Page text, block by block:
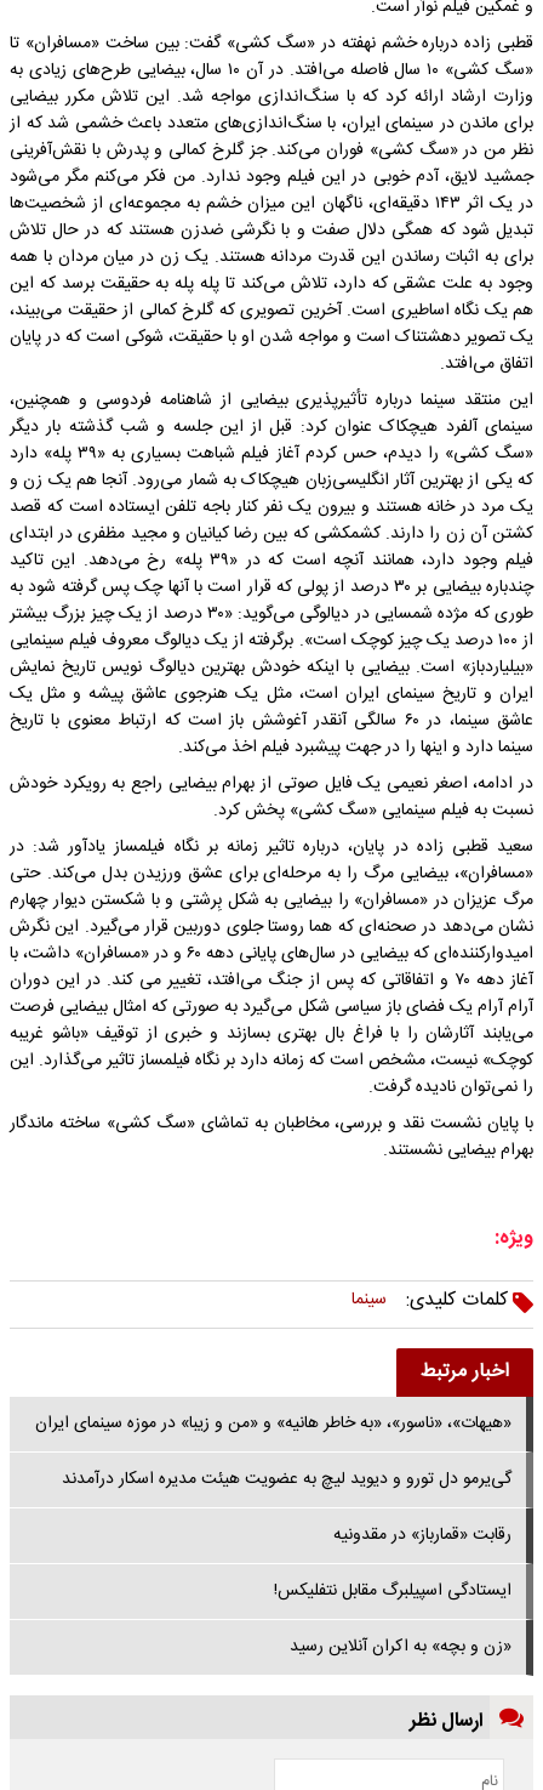
و غمگین فیلم نوآر است.
قطبی زاده درباره خشم نهفته در «سگ کشی» گفت: بین ساخت «مسافران» تا
«سگ کشی» ۱۰ سال فاصله می‌افتد. در آن ۱۰ سال، بیضایی طرح‌های زیادی به
وزارت ارشاد ارائه کرد که با سنگ‌اندازی مواجه شد. این تلاش مکرر بیضایی
برای ماندن در سینمای ایران، با سنگ‌اندازی‌های متعدد باعث خشمی شد که از
نظر من در «سگ کشی» فوران می‌کند. جز گلرخ کمالی و پدرش با نقش‌آفرینی
جمشید لایق، آدم خوبی در این فیلم وجود ندارد. من فکر می‌کنم مگر می‌شود
در یک اثر ۱۴۳ دقیقه‌ای، ناگهان این میزان خشم به مجموعه‌ای از شخصیت‌ها
تبدیل شود که همگی دلال صفت و با نگرشی ضدزن هستند که در حال تلاش
برای به اثبات رساندن این قدرت مردانه هستند. یک زن در میان مردان با همه
وجود به علت عشقی که دارد، تلاش می‌کند تا پله پله به حقیقت برسد که این
هم یک نگاه اساطیری است. آخرین تصویری که گلرخ کمالی از حقیقت می‌بیند،
یک تصویر دهشتناک است و مواجه شدن او با حقیقت، شوکی است که در پایان
اتفاق می‌افتد.
این منتقد سینما درباره تأثیرپذیری بیضایی از شاهنامه فردوسی و همچنین،
سینمای آلفرد هیچکاک عنوان کرد: قبل از این جلسه و شب گذشته بار دیگر
«سگ کشی» را دیدم، حس کردم آغاز فیلم شباهت بسیاری به «۳۹ پله» دارد
که یکی از بهترین آثار انگلیسی‌زبان هیچکاک به شمار می‌رود. آنجا هم یک زن و
یک مرد در خانه هستند و بیرون یک نفر کنار باجه تلفن ایستاده است که قصد
کشتن آن زن را دارند. کشمکشی که بین رضا کیانیان و مجید مظفری در ابتدای
فیلم وجود دارد، همانند آنچه است که در «۳۹ پله» رخ می‌دهد. این تاکید
چندباره بیضایی بر ۳۰ درصد از پولی که قرار است با آنها چک پس گرفته شود به
طوری که مژده شمسایی در دیالوگی می‌گوید: «۳۰ درصد از یک چیز بزرگ بیشتر
از ۱۰۰ درصد یک چیز کوچک است». برگرفته از یک دیالوگ معروف فیلم سینمایی
«بیلیاردباز» است. بیضایی با اینکه خودش بهترین دیالوگ نویس تاریخ نمایش
ایران و تاریخ سینمای ایران است، مثل یک هنرجوی عاشق پیشه و مثل یک
عاشق سینما، در ۶۰ سالگی آنقدر آغوشش باز است که ارتباط معنوی با تاریخ
سینما دارد و اینها را در جهت پیشبرد فیلم اخذ می‌کند.
در ادامه، اصغر نعیمی یک فایل صوتی از بهرام بیضایی راجع به رویکرد خودش
نسبت به فیلم سینمایی «سگ کشی» پخش کرد.
سعید قطبی زاده در پایان، درباره تاثیر زمانه بر نگاه فیلمساز یادآور شد: در
«مسافران»، بیضایی مرگ را به مرحله‌ای برای عشق ورزیدن بدل می‌کند. حتی
مرگ عزیزان در «مسافران» را بیضایی به شکل بِرشتی و با شکستن دیوار چهارم
نشان می‌دهد در صحنه‌ای که هما روستا جلوی دوربین قرار می‌گیرد. این نگرش
امیدوارکننده‌ای که بیضایی در سال‌های پایانی دهه ۶۰ و در «مسافران» داشت، با
آغاز دهه ۷۰ و اتفاقاتی که پس از جنگ می‌افتد، تغییر می کند. در این دوران
آرام آرام یک فضای باز سیاسی شکل می‌گیرد به صورتی که امثال بیضایی فرصت
می‌یابند آثارشان را با فراغ بال بهتری بسازند و خبری از توقیف «باشو غریبه
کوچک» نیست، مشخص است که زمانه دارد بر نگاه فیلمساز تاثیر می‌گذارد. این
را نمی‌توان نادیده گرفت.
با پایان نشست نقد و بررسی، مخاطبان به تماشای «سگ کشی» ساخته ماندگار
بهرام بیضایی نشستند.
ویژه:
کلمات کلیدی:
سینما
اخبار مرتبط
«هیهات»، «ناسور»، «به خاطر هانیه» و «من و زیبا» در موزه سینمای ایران
گی‌یرمو دل تورو و دیوید لیچ به عضویت هیئت مدیره اسکار درآمدند
رقابت «قمارباز» در مقدونیه
ایستادگی اسپیلبرگ مقابل نتفلیکس!
«زن و بچه» به اکران آنلاین رسید
ارسال نظر